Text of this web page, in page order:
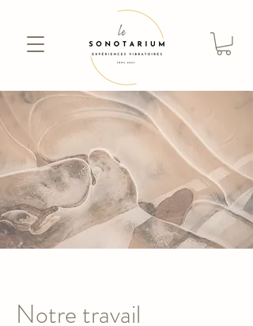
Notre travail